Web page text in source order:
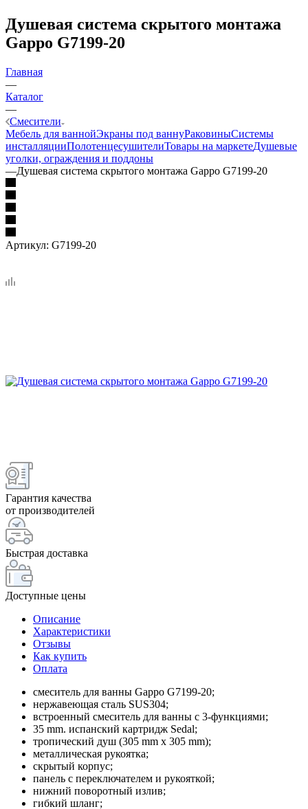
Душевая система скрытого монтажа
Gappo G7199-20
Главная
—
Каталог
—
Смесители
Мебель для ваннойЭкраны под ваннуРаковиныСистемы
инсталляцииПолотенцесушителиТовары на маркетеДушевые
уголки, ограждения и поддоны
—Душевая система скрытого монтажа Gappo G7199-20
Артикул: G7199-20
Гарантия качества
от производителей
Быстрая доставка
Доступные цены
Описание
Характеристики
Отзывы
Как купить
Оплата
смеситель для ванны Gappo G7199-20;
нержавеющая сталь SUS304;
встроенный смеситель для ванны с 3-функциями;
35 mm. испанский картридж Sedal;
тропический душ (305 mm x 305 mm);
металлическая рукоятка;
скрытый корпус;
панель с переключателем и рукояткой;
нижний поворотный излив;
гибкий шланг;